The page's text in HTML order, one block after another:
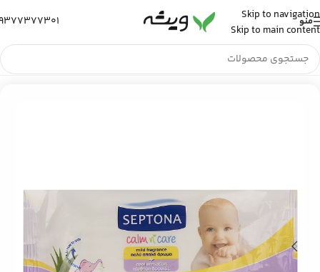
Skip to navigation
Skip to main content
منو
خانه رایحه و آرامش